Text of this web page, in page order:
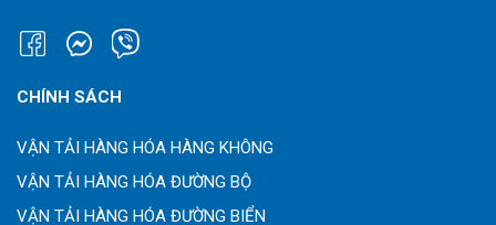
CHÍNH SÁCH
VẬN TẢI HÀNG HÓA HÀNG KHÔNG
VẬN TẢI HÀNG HÓA ĐƯỜNG BỘ
VẬN TẢI HÀNG HÓA ĐƯỜNG BIỂN